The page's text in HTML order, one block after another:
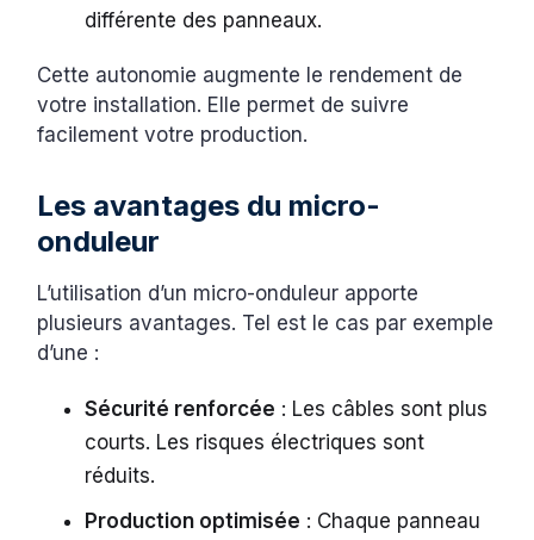
différente des panneaux.
Cette autonomie augmente le rendement de
votre installation. Elle permet de suivre
facilement votre production.
Les avantages du micro-
onduleur
L’utilisation d’un micro-onduleur apporte
plusieurs avantages. Tel est le cas par exemple
d’une :
Sécurité renforcée : Les câbles sont plus
courts. Les risques électriques sont
réduits.
Production optimisée : Chaque panneau